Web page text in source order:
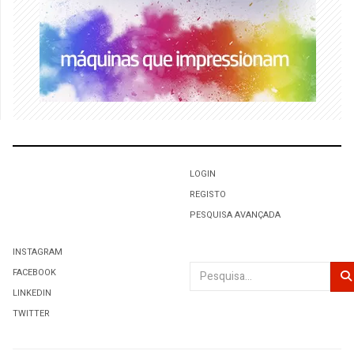
LOGIN
REGISTO
PESQUISA AVANÇADA
INSTAGRAM
FACEBOOK
LINKEDIN
TWITTER
Pesquisar